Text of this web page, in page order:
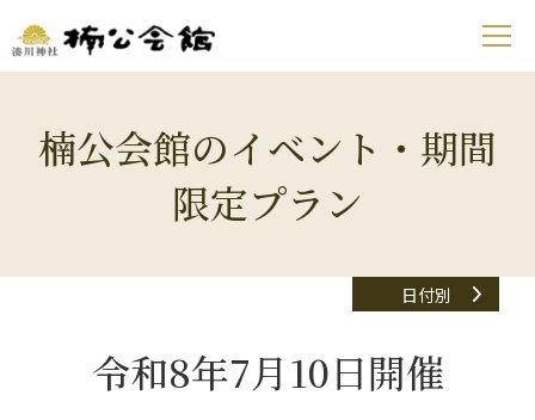
楠公会館のイベント・期間
限定プラン
日付別
令和8年7月10日開催